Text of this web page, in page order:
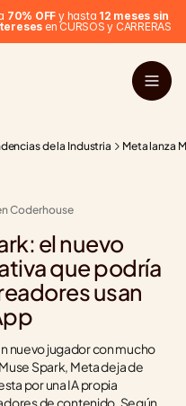
70% OFF y hasta 12 meses sin
en CURSOS y CARRERAS
de la Industria Meta lanza
Coderhouse
el nuevo
que podría
usan
nuevo jugador con mucho
Spark, Meta deja de
por una IA propia
de contenido. Según